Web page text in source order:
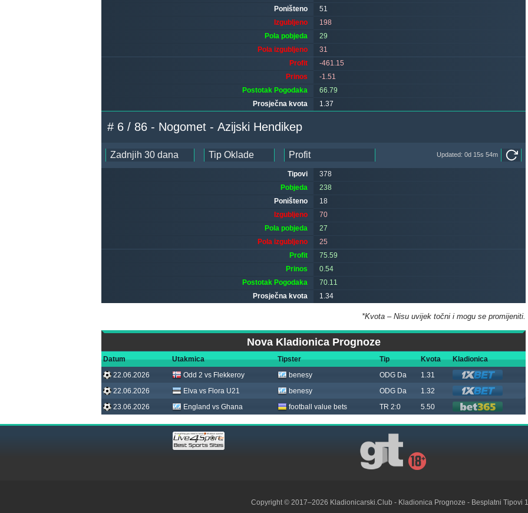
Poništeno
Izgubljeno
Pola pobjeda
Pola izgubljeno
51
198
29
31
Profit
Prinos
Postotak Pogodaka
Prosječna kvota
-461.15
-1.51
66.79
1.37
# 6 / 86 - Nogomet - Azijski Hendikep
Updated: 0d 15s 54m
Tipovi
Pobjeda
Poništeno
Izgubljeno
Pola pobjeda
Pola izgubljeno
378
238
18
70
27
25
Profit
Prinos
Postotak Pogodaka
Prosječna kvota
75.59
0.54
70.11
1.34
*Kvota – Nisu uvijek točni i mogu se promijeniti.
Nova Kladionica Prognoze
Datum Utakmica Tipster Tip Kvota
Kladionica
22.06.2026
Odd 2 vs Flekkeroy benesy ODG Da
1.31
22.06.2026
Elva vs Flora U21 benesy ODG Da
1.32
23.06.2026
England vs Ghana football value bets TR 2:0 5.50
Copyright © 2017–2026 Kladionicarski.Club - Kladionica Prognoze - Besplatni Tipovi